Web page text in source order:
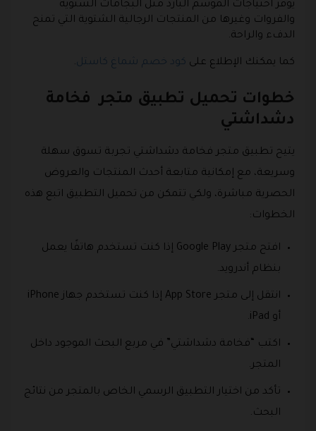
يوفر احتياجات الموسم البارد مثل البجامات الشتوية
والفروات وغيرها من المنتجات الرجالية الشتوية التي تمنح
الدفء والراحة.
كما يمكنك الإطلاع على كود خصم شماغ كاستل.
خطوات تحميل تطبيق متجر فخامة
دشداشتي
يتيح تطبيق متجر فخامة دشداشتي تجربة تسوق سهلة
وسريعة، مع إمكانية متابعة أحدث المنتجات والعروض
الحصرية مباشرة، ولكي تتمكن من تحميل التطبيق اتبع هذه
الخطوات:
افتح متجر Google Play إذا كنت تستخدم هاتفًا يعمل
بنظام أندرويد.
انتقل إلى متجر App Store إذا كنت تستخدم جهاز iPhone
أو iPad.
اكتب “فخامة دشداشتي” في مربع البحث الموجود داخل
المتجر.
تأكد من اختيار التطبيق الرسمي الخاص بالمتجر من نتائج
البحث.